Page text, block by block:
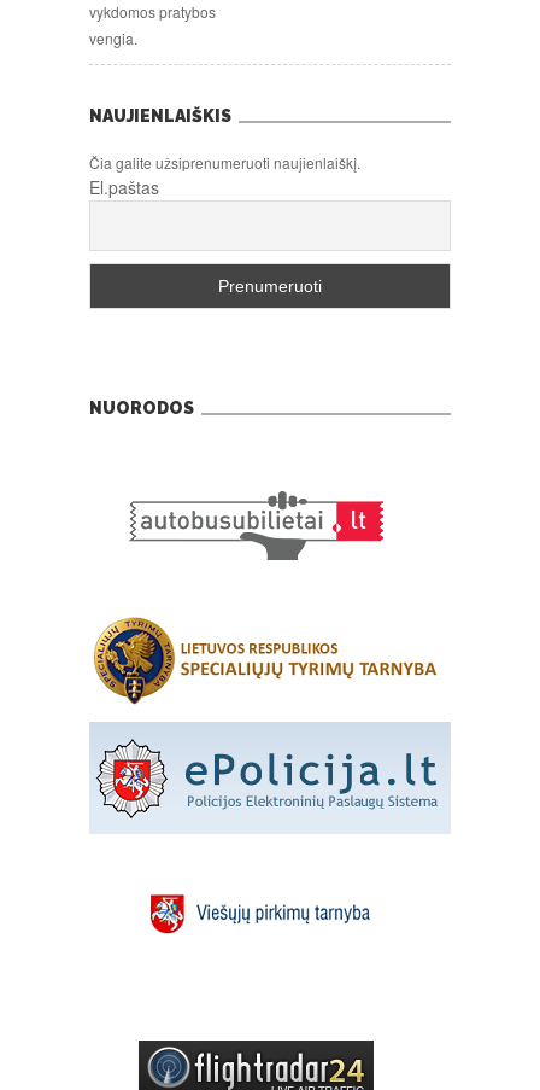
vykdomos pratybos
vengia.
NAUJIENLAIŠKIS
Čia galite užsiprenumeruoti naujienlaiškį.
El.paštas
NUORODOS